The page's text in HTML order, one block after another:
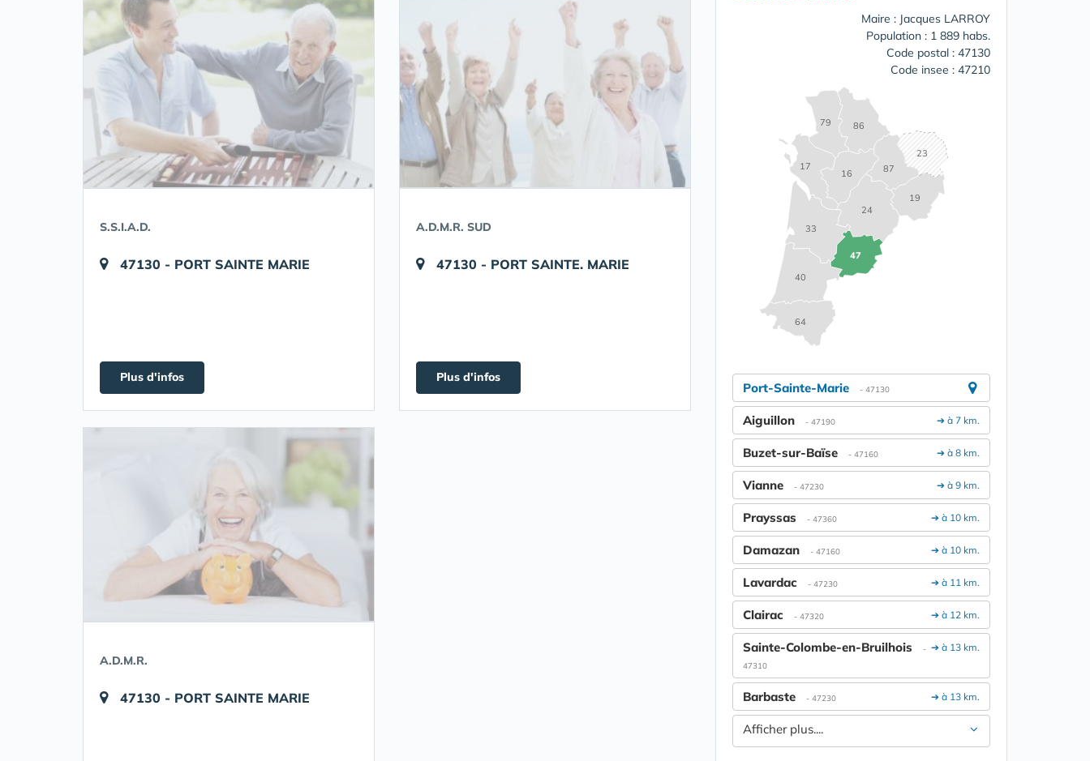
S.S.I.A.D.
47130 - PORT SAINTE MARIE
Plus d'infos
A.D.M.R. SUD
47130 - PORT SAINTE. MARIE
Plus d'infos
A.D.M.R.
47130 - PORT SAINTE MARIE
Maire : Jacques LARROY
Population : 1 889 habs.
Code postal : 47130
Code insee : 47210
16
17
19
23
24
33
40
47
64
79 86
87
Port-Sainte-Marie - 47130
➔ à 7 km.
Aiguillon - 47190
➔ à 8 km.
Buzet-sur-Baïse - 47160
➔ à 9 km.
Vianne - 47230
➔ à 10 km.
Prayssas - 47360
➔ à 10 km.
Damazan - 47160
➔ à 11 km.
Lavardac - 47230
➔ à 12 km.
Clairac - 47320
➔ à 13 km.
Sainte-Colombe-en-Bruilhois
-
47310
➔ à 13 km.
Barbaste - 47230
Afficher plus....